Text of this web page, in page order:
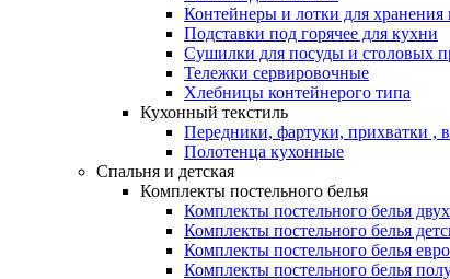
Контейнеры и лотки для хранения
Подставки под горячее для кухни
Сушилки для посуды и столовых
Тележки сервировочные
Хлебницы контейнерого типа
Кухонный текстиль
Передники, фартуки, прихватки ,
Полотенца кухонные
Спальня и детская
Комплекты постельного белья
Комплекты постельного белья
Комплекты постельного белья
Комплекты постельного белья
Комплекты постельного белья